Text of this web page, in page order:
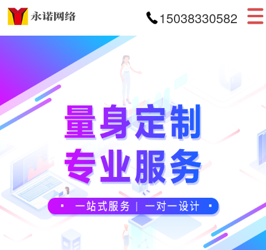
15038330582
首页
APP开发
小程序开发
案例展示
新闻资讯
关于我们